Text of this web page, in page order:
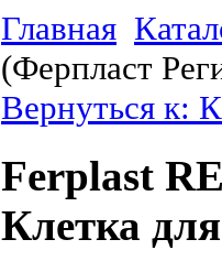
Главная
(Ферпласт
Вернуться к:
Ferplast
Клетка